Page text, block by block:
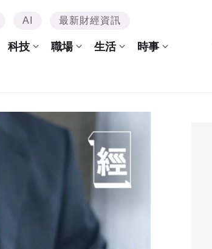
AI 最新財經資訊
科技 職場 生活 時事